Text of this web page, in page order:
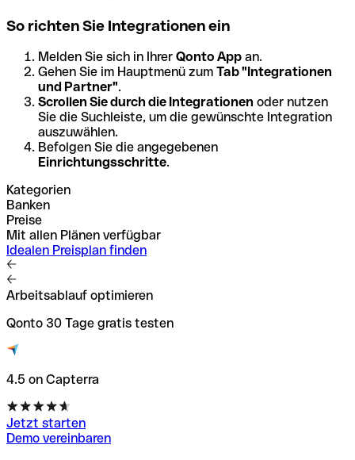
So richten Sie Integrationen ein
Melden Sie sich in Ihrer Qonto App an.
Gehen Sie im Hauptmenü zum Tab "Integrationen
und Partner".
Scrollen Sie durch die Integrationen oder nutzen
Sie die Suchleiste, um die gewünschte Integration
auszuwählen.
Befolgen Sie die angegebenen
Einrichtungsschritte.
Kategorien
Banken
Preise
Mit allen Plänen verfügbar
Idealen Preisplan finden
Arbeitsablauf optimieren
Qonto 30 Tage gratis testen
4.5 on Capterra
Jetzt starten
Demo vereinbaren